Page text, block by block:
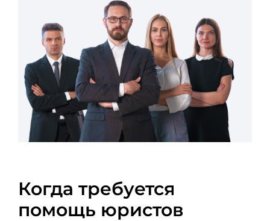
Когда требуется
помощь юристов